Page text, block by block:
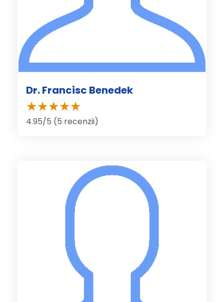
Dr. Francisc Benedek
4.95/5 (5 recenzii)